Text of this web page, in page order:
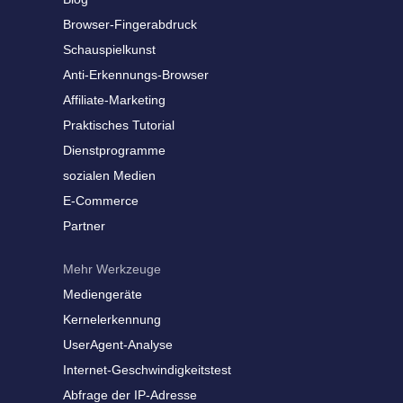
Browser-Fingerabdruck
Schauspielkunst
Anti-Erkennungs-Browser
Affiliate-Marketing
Praktisches Tutorial
Dienstprogramme
sozialen Medien
E-Commerce
Partner
Mehr Werkzeuge
Mediengeräte
Kernelerkennung
UserAgent-Analyse
Internet-Geschwindigkeitstest
Abfrage der IP-Adresse